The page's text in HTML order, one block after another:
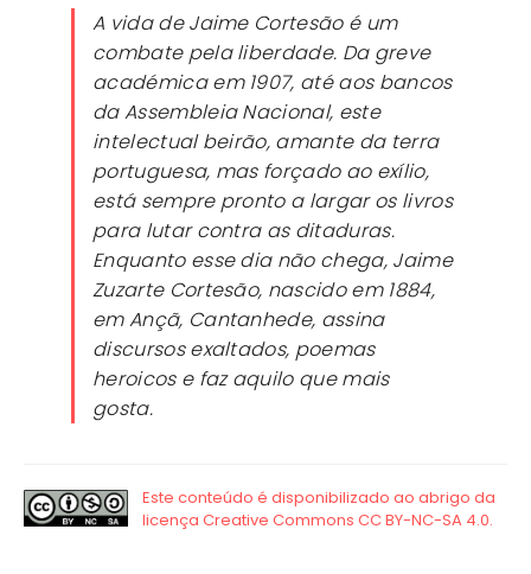
A vida de Jaime Cortesão é um
combate pela liberdade. Da greve
académica em 1907, até aos bancos
da Assembleia Nacional, este
intelectual beirão, amante da terra
portuguesa, mas forçado ao exílio,
está sempre pronto a largar os livros
para lutar contra as ditaduras.
Enquanto esse dia não chega, Jaime
Zuzarte Cortesão, nascido em 1884,
em Ançã, Cantanhede, assina
discursos exaltados, poemas
heroicos e faz aquilo que mais
gosta.